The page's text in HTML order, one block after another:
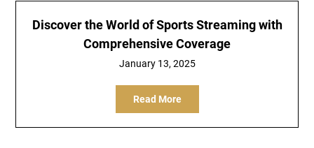
Discover the World of Sports Streaming with
Comprehensive Coverage
January 13, 2025
Read More